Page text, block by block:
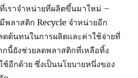
เราจำหน่ายที่ผลิตขึ้นมาใหม่ –
พลาสติก Recycle จำหน่ายอีก
ดต้นทนในการผลิตและค่าใช้จ่ายที่
นี้ยังช่วยลดพลาสติกที่เหลือทิ้ง
อีกด้วย ซึ่งเป็นนโยบายหนึ่งของ